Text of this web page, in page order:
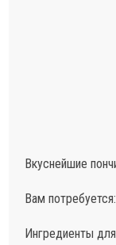
Вкуснейшие
Вам потребуется:
Ингредиенты